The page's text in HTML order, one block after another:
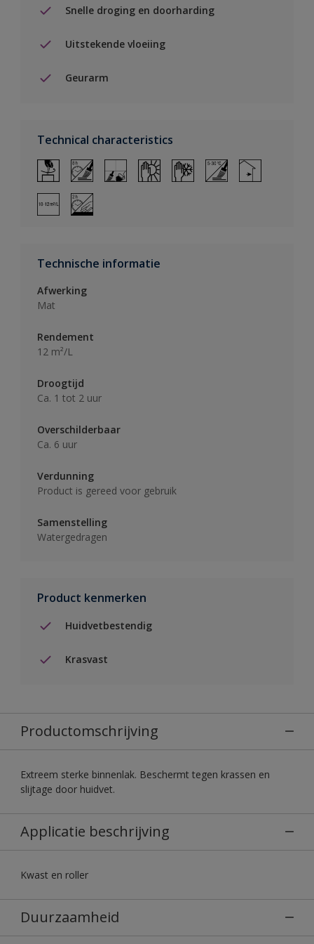
Snelle droging en doorharding
Uitstekende vloeiing
Geurarm
Technical characteristics
Technische informatie
Afwerking
Mat
Rendement
12 m²/L
Droogtijd
Ca. 1 tot 2 uur
Overschilderbaar
Ca. 6 uur
Verdunning
Product is gereed voor gebruik
Samenstelling
Watergedragen
Product kenmerken
Huidvetbestendig
Krasvast
Productomschrijving
Extreem sterke binnenlak. Beschermt tegen krassen en
slijtage door huidvet.
Applicatie beschrijving
Kwast en roller
Duurzaamheid